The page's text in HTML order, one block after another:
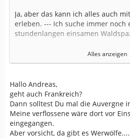
Ja, aber das kann ich alles auch
erleben. --- Ich suche immer noch
stundenlangen einsamen
viele Grüße
Andreas
Alles anzeigen
Hallo Andreas,
geht auch Frankreich?
Dann solltest Du mal die Auvergne
Meine verflossene wäre dort vor
eingegangen.
Aber vorsicht, da gibt es